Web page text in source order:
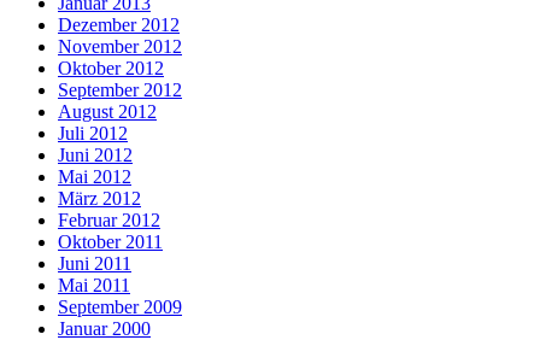
Dezember 2012
November 2012
Oktober 2012
September 2012
August 2012
Juli 2012
Juni 2012
Mai 2012
März 2012
Februar 2012
Oktober 2011
Juni 2011
Mai 2011
September 2009
Januar 2000